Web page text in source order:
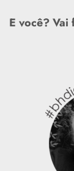
E você? Vai